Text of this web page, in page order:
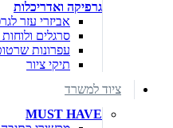
גרפיקה ואדריכלות
אביזרי עזר
סרגלים
עפרונות
תיקי ציור
ציוד למשרד
MUST HAVE